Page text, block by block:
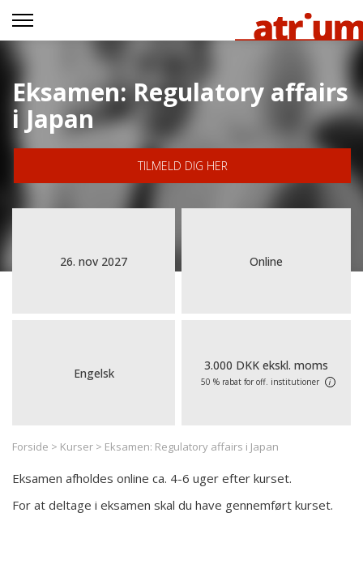
Eksamen: Regulatory affairs
i Japan
TILMELD DIG HER
26. nov 2027 Online
Engelsk 3.000 DKK ekskl. moms
50 % rabat for off. institutioner i
Forside > Kurser > Eksamen: Regulatory affairs i Japan
Eksamen afholdes online ca. 4-6 uger efter kurset.
For at deltage i eksamen skal du have gennemført kurset.